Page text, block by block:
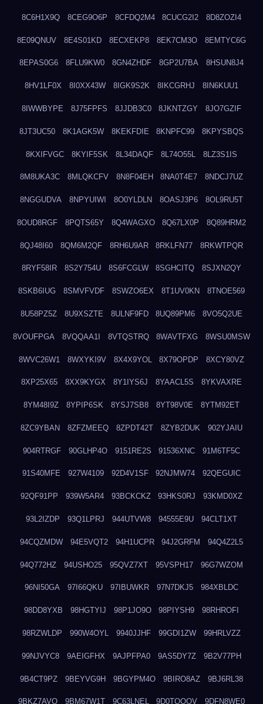
8C6H1X9Q 8CEG9O6P 8CFDQ2M4 8CUCG2I2 8D8ZOZI4
8E09QNUV 8E4S01KD 8ECXEKP8 8EK7CM3O 8EMTYC6G
8EPAS0G6 8FLU9KW0 8GN4ZHDF 8GP2U7BA 8HSUN8J4
8HV1LF0X 8I0XX43W 8IGK9S2K 8IKCGRHJ 8IN6KUU1
8IWWBYPE 8J75FPFS 8JJDB3C0 8JKNTZGY 8JO7GZIF
8JT3UC50 8K1AGK5W 8KEKFDIE 8KNPFC99 8KPYSBQS
8KXIFVGC 8KYIF5SK 8L34DAQF 8L74O55L 8LZ3S1IS
8M8UKA3C 8MLQKCFV 8N8F04EH 8NA0T4E7 8NDCJ7UZ
8NGGUDVA 8NPYUIWI 8O0YLDLN 8OASJ3P6 8OL9RU5T
8OUD8RGF 8PQTS65Y 8Q4WAGXO 8Q67LX0P 8Q89HRM2
8QJ48I60 8QM6M2QF 8RH6U9AR 8RKLFN77 8RKWTPQR
8RYF58IR 8S2Y754U 8S6FCGLW 8SGHCITQ 8SJXN2QY
8SKB6IUG 8SMVFVDF 8SWZO6EX 8T1UV0KN 8TNOE569
8U58PZ5Z 8U9XSZTE 8ULNF9FD 8UQ89PM6 8VO5Q2UE
8VOUFPGA 8VQQAA1I 8VTQSTRQ 8WAVTFXG 8WSU0MSW
8WVC26W1 8WXYKI9V 8X4X9YOL 8X79OPDP 8XCY80VZ
8XP25X65 8XX9KYGX 8Y1IYS6J 8YAACL5S 8YKVAXRE
8YM48I9Z 8YPIP6SK 8YSJ7SB8 8YT98V0E 8YTM92ET
8ZC9YBAN 8ZFZMEEQ 8ZPDT42T 8ZYB2DUK 902YJAIU
904RTRGF 90GLHP4O 9151RE2S 91536XNC 91M6TF5C
91S40MFE 927W4109 92D4V1SF 92NJMW74 92QEGUIC
92QF91PP 939W5AR4 93BCKCKZ 93HKS0RJ 93KMD0XZ
93L2IZDP 93Q1LPRJ 944UTVW8 94555E9U 94CLT1XT
94CQZMDW 94E5VQT2 94H1UCPR 94J2GRFM 94Q4Z2L5
94Q772HZ 94USHO25 95QVZ7XT 95VSPH17 96G7WZOM
96NI50GA 97I66QKU 97IBUWKR 97N7DKJ5 984XBLDC
98DD8YXB 98HGTYIJ 98P1JO9O 98PIYSH9 98RHROFI
98RZWLDP 990W4OYL 9940JJHF 99GDI1ZW 99HRLVZZ
99NJVYC8 9AEIGFHX 9AJPFPA0 9AS5DY7Z 9B2V77PH
9B4CT9PZ 9BEYVG9H 9BGYPM4O 9BIRO8AZ 9BJ6RL38
9BKZ7AVO 9BM67W1T 9C63LNEL 9D0TQQOV 9DFN8WE0